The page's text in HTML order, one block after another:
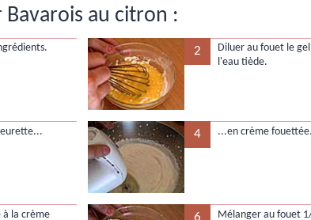
au citron :
2
Diluer au fouet le
l'eau tiède.
4 ...en crème
à la crème
6
Mélanger au fouet